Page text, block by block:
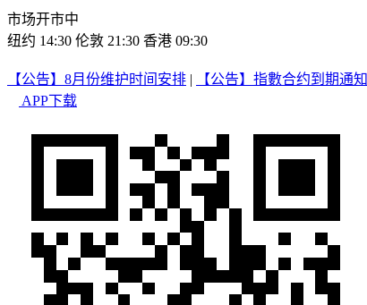
市场开市中
纽约 14:30 伦敦 21:30 香港 09:30
【公告】8月份维护时间安排 | 【公告】指數合约到期通知
APP下载